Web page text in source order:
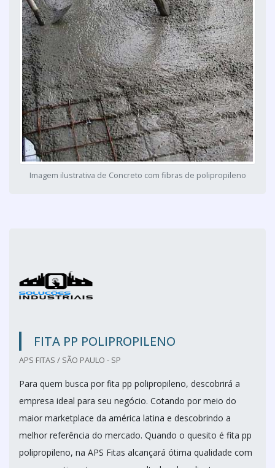
Imagem ilustrativa de Concreto com fibras de polipropileno
FITA PP POLIPROPILENO
APS FITAS / SÃO PAULO - SP
Para quem busca por fita pp polipropileno, descobrirá a
empresa ideal para seu negócio. Cotando por meio do
maior marketplace da américa latina e descobrindo a
melhor referência do mercado. Quando o quesito é fita pp
polipropileno, na APS Fitas alcançará ótima qualidade com